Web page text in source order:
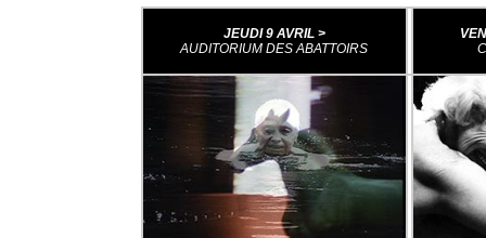
JEUDI 9 AVRIL >
AUDITORIUM DES ABATTOIRS